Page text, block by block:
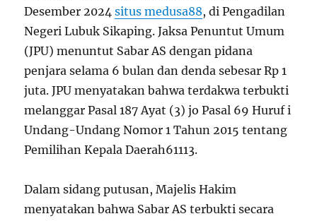
Desember 2024situs medusa88, di Pengadilan
Negeri Lubuk Sikaping. Jaksa Penuntut Umum
(JPU) menuntut Sabar AS dengan pidana
penjara selama 6 bulan dan denda sebesar Rp 1
juta. JPU menyatakan bahwa terdakwa terbukti
melanggar Pasal 187 Ayat (3) jo Pasal 69 Huruf i
Undang-Undang Nomor 1 Tahun 2015 tentang
Pemilihan Kepala Daerah61113.
Dalam sidang putusan, Majelis Hakim
menyatakan bahwa Sabar AS terbukti secara